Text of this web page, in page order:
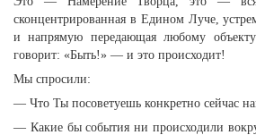
сконцентрированная в Едином Луче,
и напрямую передающая любому
говорит: «Быть!» — и это происходит!
Мы спросили:
— Что Ты посоветуешь конкретно сейчас
— Какие бы события ни происходили